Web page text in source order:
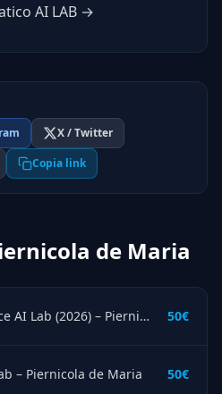
AI LAB →
X / Twitter
Copia link
de Maria
People Performance AI Lab (2026) – Piernicola de Maria 50€
– Piernicola de Maria 50€